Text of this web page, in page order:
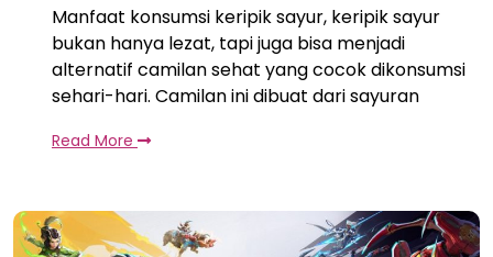
Manfaat konsumsi keripik sayur, keripik sayur
bukan hanya lezat, tapi juga bisa menjadi
alternatif camilan sehat yang cocok dikonsumsi
sehari-hari. Camilan ini dibuat dari sayuran
Read More